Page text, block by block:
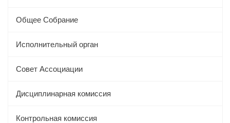
Общее Собрание
Исполнительный орган
Совет Ассоциации
Дисциплинарная комиссия
Контрольная комиссия